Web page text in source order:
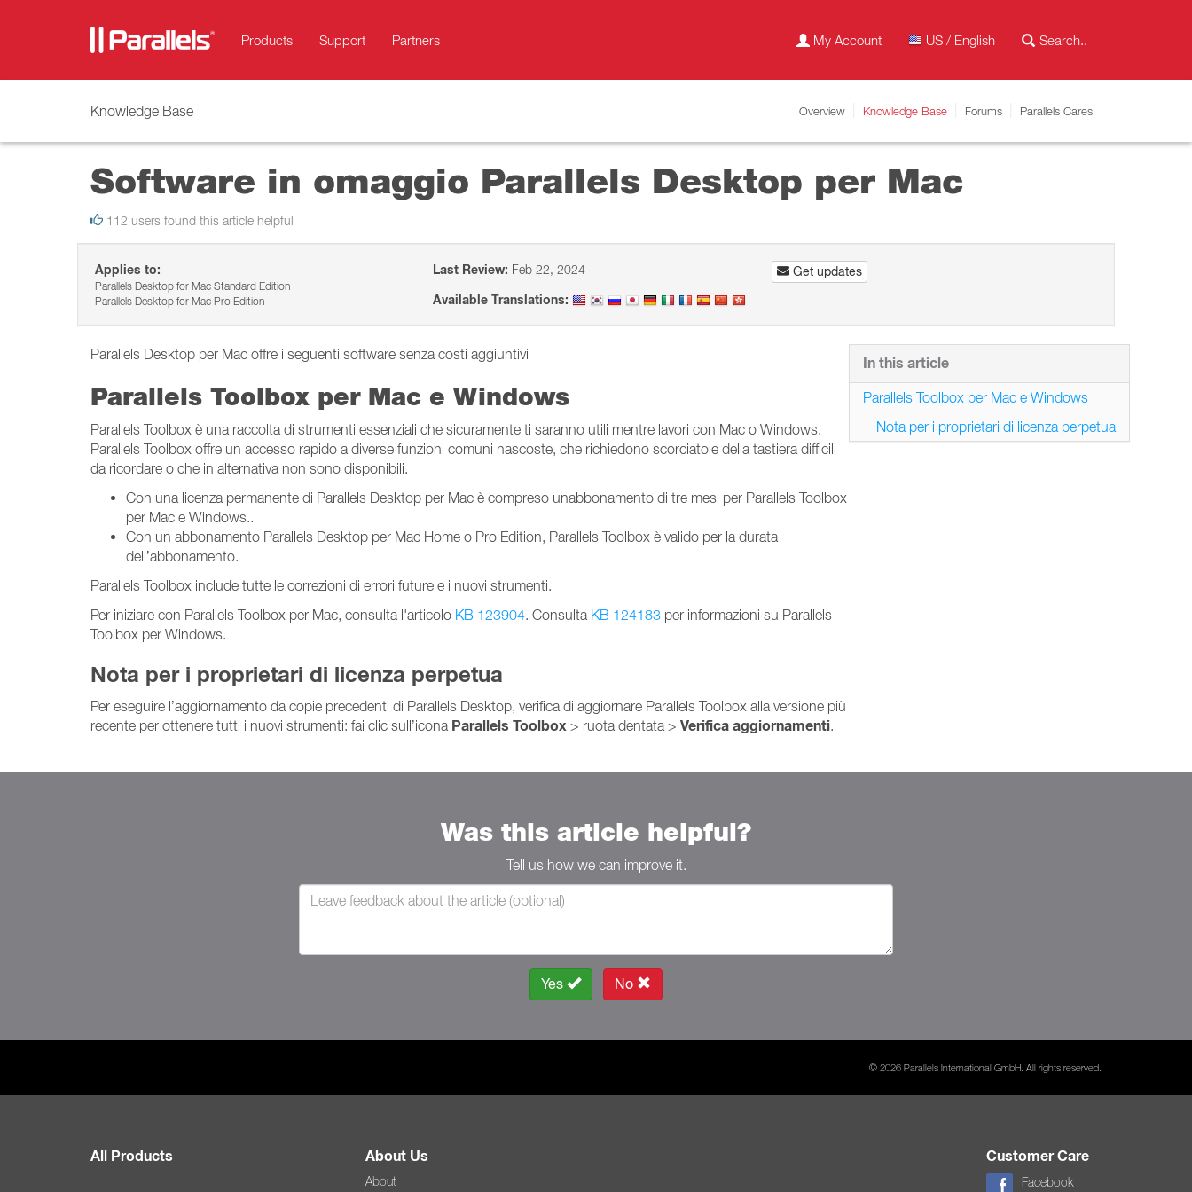
Products Support Partners My Account US / English
Knowledge Base Overview Knowledge Base Forums Parallels Cares
Software in omaggio Parallels Desktop per Mac
112 users found this article helpful
Applies to:
Parallels Desktop for Mac Standard Edition
Parallels Desktop for Mac Pro Edition
Last Review: Feb 22, 2024
Available Translations:
Get updates
Parallels Desktop per Mac offre i seguenti software senza costi aggiuntivi
Parallels Toolbox per Mac e Windows
Parallels Toolbox è una raccolta di strumenti essenziali che sicuramente ti saranno utili mentre lavori con Mac o Windows.
Parallels Toolbox offre un accesso rapido a diverse funzioni comuni nascoste, che richiedono scorciatoie della tastiera difficili
da ricordare o che in alternativa non sono disponibili.
Con una licenza permanente di Parallels Desktop per Mac è compreso unabbonamento di tre mesi per Parallels Toolbox
per Mac e Windows..
Con un abbonamento Parallels Desktop per Mac Home o Pro Edition, Parallels Toolbox è valido per la durata
dell’abbonamento.
Parallels Toolbox include tutte le correzioni di errori future e i nuovi strumenti.
Per iniziare con Parallels Toolbox per Mac, consulta l'articolo KB 123904. Consulta KB 124183 per informazioni su Parallels
Toolbox per Windows.
Nota per i proprietari di licenza perpetua
Per eseguire l’aggiornamento da copie precedenti di Parallels Desktop, verifica di aggiornare Parallels Toolbox alla versione più
recente per ottenere tutti i nuovi strumenti: fai clic sull’icona Parallels Toolbox > ruota dentata > Verifica aggiornamenti.
In this article
Parallels Toolbox per Mac e Windows
Nota per i proprietari di licenza perpetua
Was this article helpful?
Tell us how we can improve it.
Yes No
© 2026 Parallels International GmbH. All rights reserved.
All Products About Us
About
Customer Care
Facebook